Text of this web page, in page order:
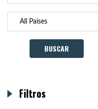
Filtros